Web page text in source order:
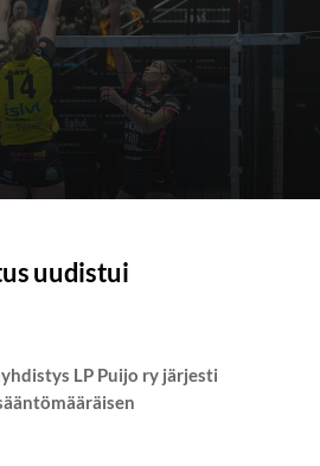
uudistui
LP Puijo ry järjesti